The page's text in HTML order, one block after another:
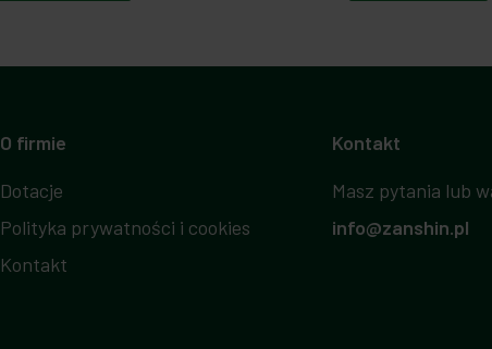
O firmie
Dotacje
Polityka prywatności i cookies
Kontakt
Kontakt
Masz pytania lub
info@zanshin.pl